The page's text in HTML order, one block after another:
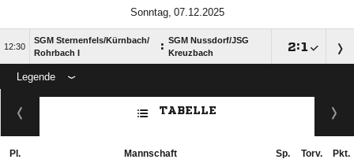
 

SGM Sternenfels/​Kürnbach/​
Rohrbach I
: SGM Nussdorf/​JSG
Kreuzbach
:
Legende
ANZEIGE
TABELLE
Pl. Mannschaft Sp. Torv. Pkt.